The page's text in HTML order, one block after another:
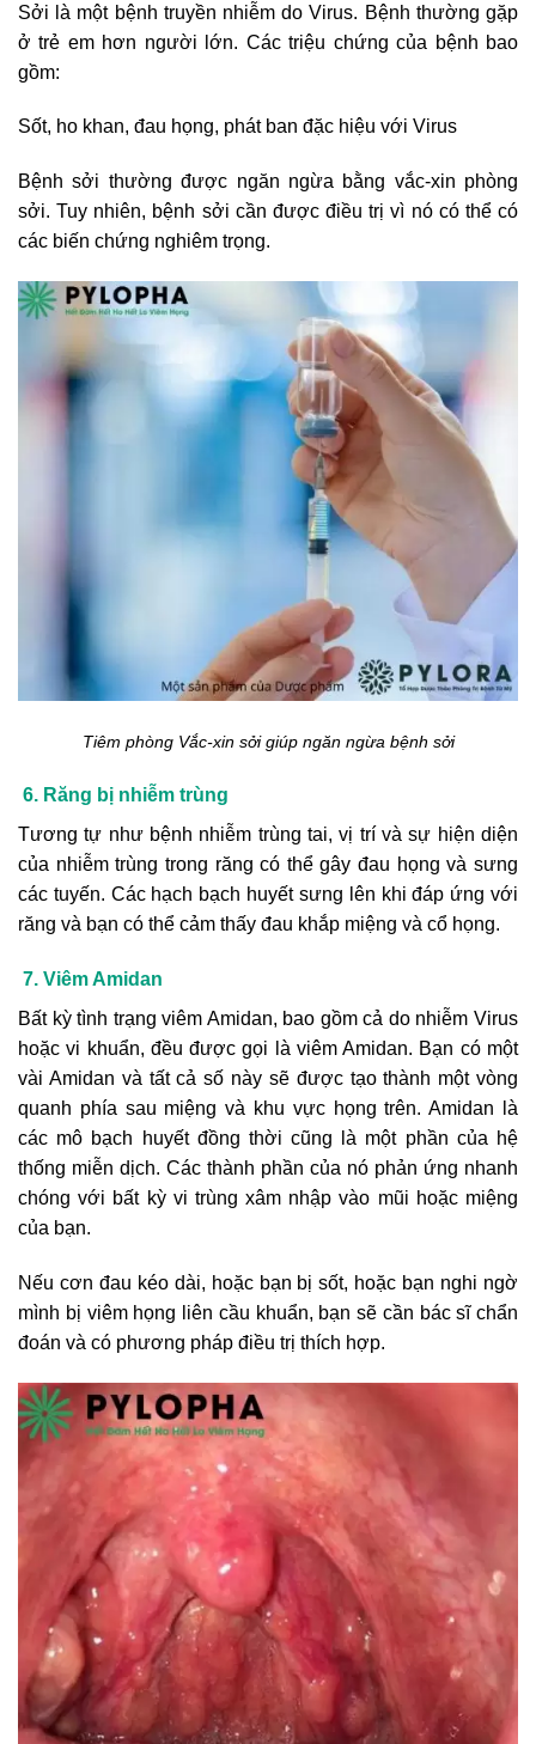
Sởi là một bệnh truyền nhiễm do Virus. Bệnh thường gặp
ở trẻ em hơn người lớn. Các triệu chứng của bệnh bao
gồm:
Sốt, ho khan, đau họng, phát ban đặc hiệu với Virus
Bệnh sởi thường được ngăn ngừa bằng vắc-xin phòng
sởi. Tuy nhiên, bệnh sởi cần được điều trị vì nó có thể có
các biến chứng nghiêm trọng.
Tiêm phòng Vắc-xin sởi giúp ngăn ngừa bệnh sởi
6. Răng bị nhiễm trùng
Tương tự như bệnh nhiễm trùng tai, vị trí và sự hiện diện
của nhiễm trùng trong răng có thể gây đau họng và sưng
các tuyến. Các hạch bạch huyết sưng lên khi đáp ứng với
răng và bạn có thể cảm thấy đau khắp miệng và cổ họng.
7. Viêm Amidan
Bất kỳ tình trạng viêm Amidan, bao gồm cả do nhiễm Virus
hoặc vi khuẩn, đều được gọi là viêm Amidan. Bạn có một
vài Amidan và tất cả số này sẽ được tạo thành một vòng
quanh phía sau miệng và khu vực họng trên. Amidan là
các mô bạch huyết đồng thời cũng là một phần của hệ
thống miễn dịch. Các thành phần của nó phản ứng nhanh
chóng với bất kỳ vi trùng xâm nhập vào mũi hoặc miệng
của bạn.
Nếu cơn đau kéo dài, hoặc bạn bị sốt, hoặc bạn nghi ngờ
mình bị viêm họng liên cầu khuẩn, bạn sẽ cần bác sĩ chẩn
đoán và có phương pháp điều trị thích hợp.